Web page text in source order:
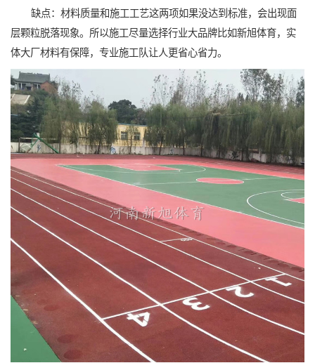
缺点：材料质量和施工工艺这两项如果没达到标准，会出现面
层颗粒脱落现象。所以施工尽量选择行业大品牌比如新旭体育，实
体大厂材料有保障，专业施工队让人更省心省力。